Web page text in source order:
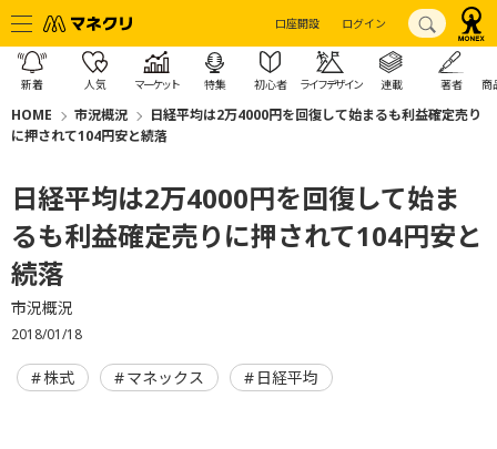
口座開設 ログイン
新着 人気 マーケット 特集 初心者 ライフデザイン 連載 著者 商
HOME 市況概況
日経平均は2万4000円を回復して始まるも利益確定売り
に押されて104円安と続落
日経平均は2万4000円を回復して始ま
るも利益確定売りに押されて104円安と
続落
市況概況
2018/01/18
株式 マネックス 日経平均